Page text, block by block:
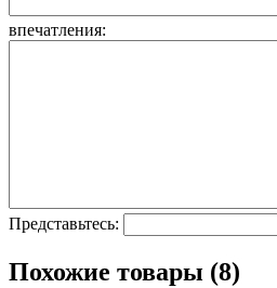
впечатления:
Представьтесь:
Похожие товары (8)